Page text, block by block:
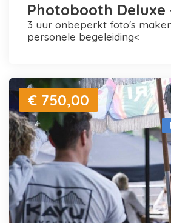
Photobooth Deluxe
3 uur onbeperkt foto's maken en printen +
personele begeleiding<
€ 750,00